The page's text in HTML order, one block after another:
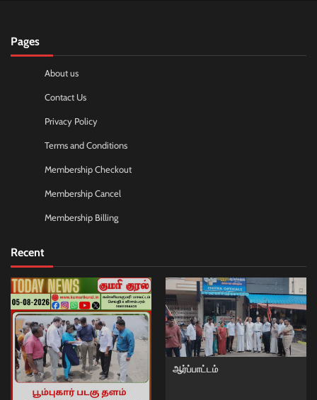
Pages
About us
Contact Us
Privacy Policy
Terms and Conditions
Membership Checkout
Membership Cancel
Membership Billing
Recent
ஆர்ப்பாட்டம்